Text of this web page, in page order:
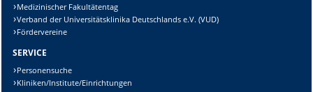
Medizinischer Fakultätentag
Verband der Universitätsklinika Deutschlands e.V. (VUD)
Fördervereine
SERVICE
Personensuche
Kliniken/Institute/Einrichtungen